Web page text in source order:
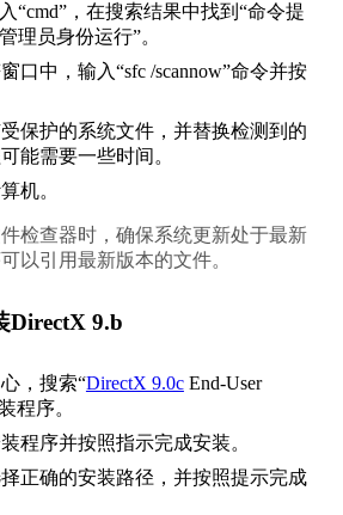
“cmd”，在搜索结果中找到“命令提
理员身份运行”。
口中，输入“sfc /scannow”命令并按
保护的系统文件，并替换检测到的
能需要一些时间。
机。
检查器时，确保系统更新处于最新
以引用最新版本的文件。
DirectX 9.b
，搜索“DirectX 9.0c End-User
程序。
程序并按照指示完成安装。
正确的安装路径，并按照提示完成